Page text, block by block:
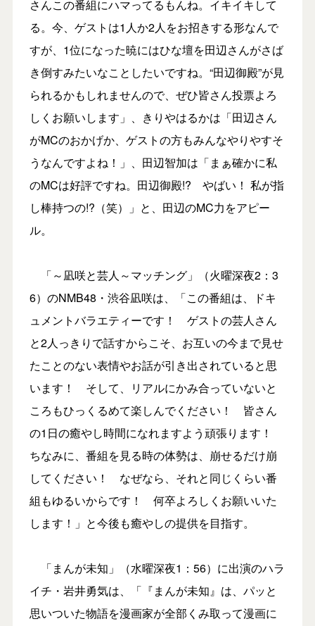
さんこの番組にハマってるもんね。イキイキして
る。今、ゲストは1人か2人をお招きする形なんで
すが、1位になった暁にはひな壇を田辺さんがさば
き倒すみたいなことしたいですね。“田辺御殿”が見
られるかもしれませんので、ぜひ皆さん投票よろ
しくお願いします」、きりやはるかは「田辺さん
がMCのおかげか、ゲストの方もみんなやりやすそ
うなんですよね！」、田辺智加は「まぁ確かに私
のMCは好評ですね。田辺御殿!? やばい！ 私が指
し棒持つの!?（笑）」と、田辺のMC力をアピー
ル。
「～凪咲と芸人～マッチング」（火曜深夜2：3
6）のNMB48・渋谷凪咲は、「この番組は、ドキ
ュメントバラエティーです！ ゲストの芸人さん
と2人っきりで話すからこそ、お互いの今まで見せ
たことのない表情やお話が引き出されていると思
います！ そして、リアルにかみ合っていないと
ころもひっくるめて楽しんでください！ 皆さん
の1日の癒やし時間になれますよう頑張ります！
ちなみに、番組を見る時の体勢は、崩せるだけ崩
してください！ なぜなら、それと同じくらい番
組もゆるいからです！ 何卒よろしくお願いいた
します！」と今後も癒やしの提供を目指す。
「まんが未知」（水曜深夜1：56）に出演のハラ
イチ・岩井勇気は、「『まんが未知』は、パッと
思いついた物語を漫画家が全部くみ取って漫画に